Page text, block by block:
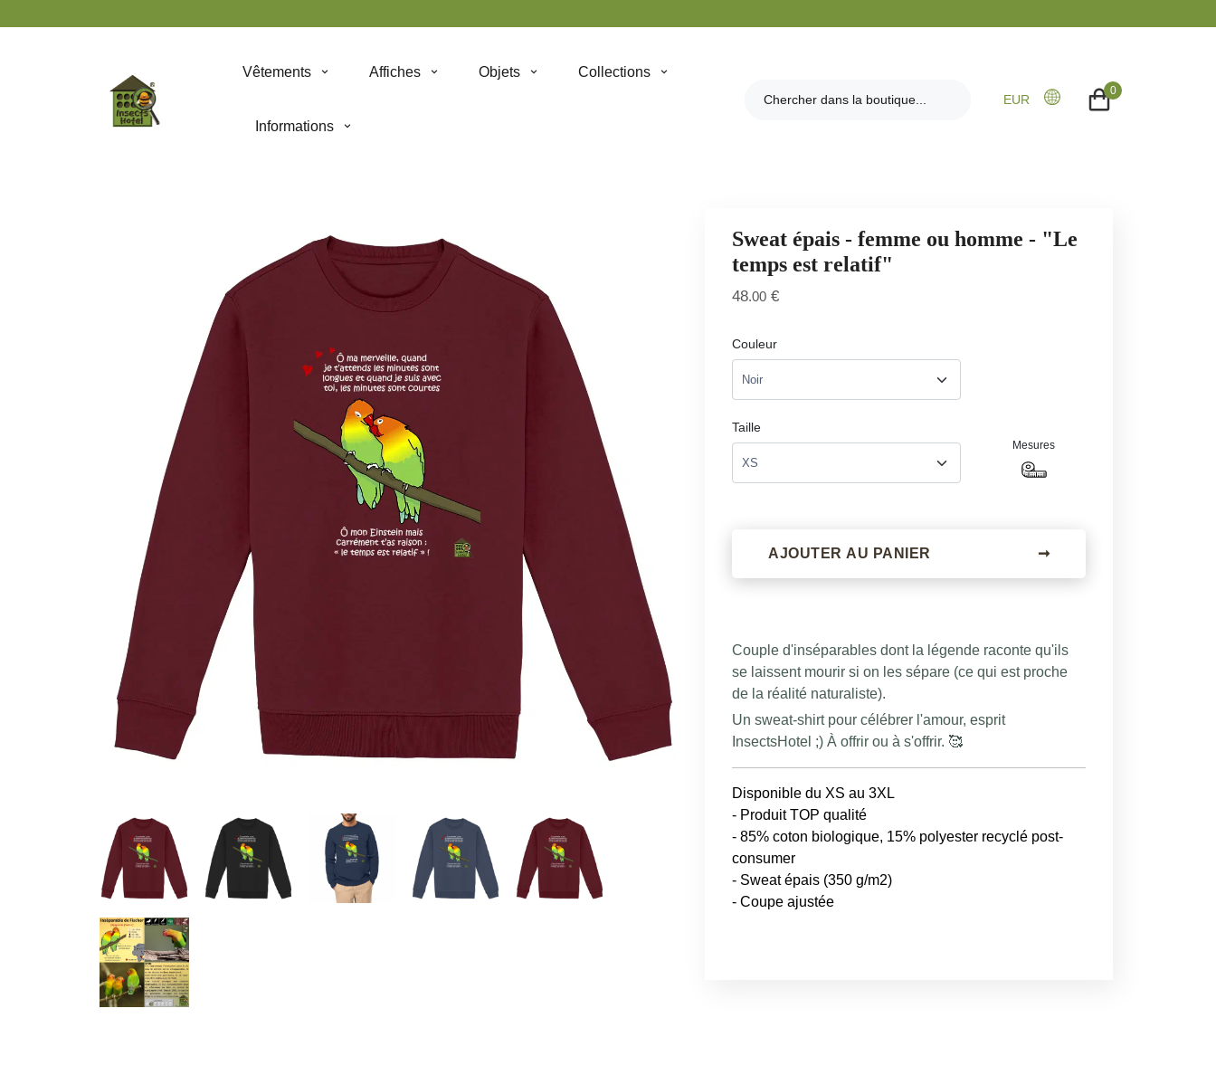
Vêtements Affiches Objets Collections
Informations
EUR
0
Sweat épais - femme ou homme - "Le
temps est relatif"
48.00 €
Couleur
Taille
Mesures
AJOUTER AU PANIER ➞
Couple d'inséparables dont la légende raconte qu'ils
se laissent mourir si on les sépare (ce qui est proche
de la réalité naturaliste).
Un sweat-shirt pour célébrer l'amour, esprit
InsectsHotel ;) À offrir ou à s'offrir. 🥰
Disponible du XS au 3XL
- Produit TOP qualité
- 85% coton biologique, 15% polyester recyclé post-
consumer
- Sweat épais (350 g/m2)
- Coupe ajustée